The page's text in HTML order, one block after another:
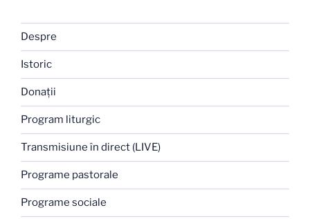
Despre
Istoric
Donaţii
Program liturgic
Transmisiune în direct (LIVE)
Programe pastorale
Programe sociale